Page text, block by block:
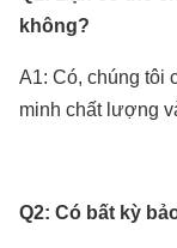
không?
A1: Có, chúng tôi
minh chất lượng
Q2: Có bất kỳ